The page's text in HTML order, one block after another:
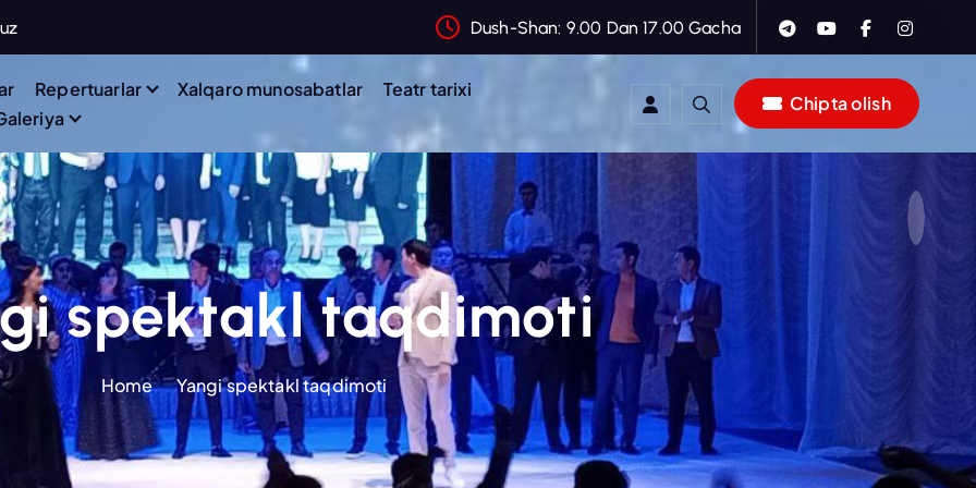
Dush-Shan: 9.00 Dan 17.00 Gacha
Repertuarlar Xalqaro munosabatlar
Teatr tarixi
Chipta olish
spektakl taqdimoti
Home Yangi spektakl taqdimoti